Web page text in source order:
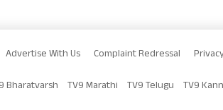
Advertise With Us Complaint Redressal
Bharatvarsh TV9 Marathi TV9 Telugu TV9